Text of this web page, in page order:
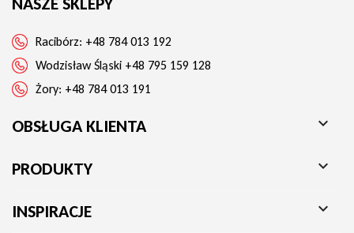
Racibórz: +48 784 013 192
Wodzisław Śląski +48 795 159 128
Żory: +48 784 013 191
OBSŁUGA KLIENTA 
PRODUKTY 
INSPIRACJE 